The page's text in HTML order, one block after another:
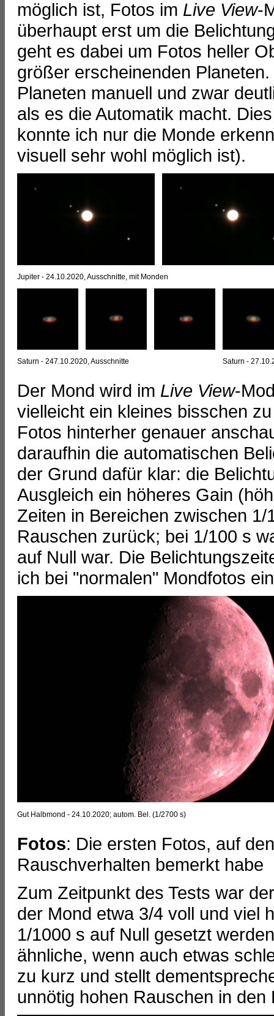
möglich ist, Fotos im Live View-
überhaupt erst um die
geht es dabei um Fotos heller
größer erscheinenden
Planeten manuell und zwar
als es die Automatik macht.
konnte ich nur die Monde
visuell sehr wohl möglich ist).
Jupiter - 24.10.2020, Ausschnitte, mit Monden
Saturn - 247.10.2020, Ausschnitte Saturn -
Der Mond wird im Live View-
vielleicht ein kleines bisschen
Fotos hinterher genauer
daraufhin die automatischen
der Grund dafür klar: die
Ausgleich ein höheres Gain
Zeiten in Bereichen zwischen
Rauschen zurück; bei 1/100 s
auf Null war. Die
ich bei "normalen" Mondfotos
Gut Halbmond - 24.10.2020; autom. Bel. (1/2700 s)
Fotos: Die ersten Fotos, auf
Rauschverhalten bemerkt habe
Zum Zeitpunkt des Tests war
der Mond etwa 3/4 voll und viel
1/1000 s auf Null gesetzt
ähnliche, wenn auch etwas
zu kurz und stellt
unnötig hohen Rauschen in den